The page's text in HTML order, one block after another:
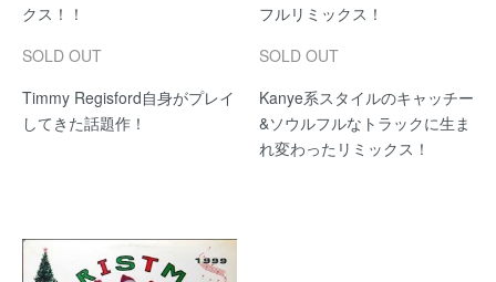
クス！！
SOLD OUT
Timmy Regisford自身がプレイ
してきた話題作！
フルリミックス！
SOLD OUT
Kanye系スタイルのキャッチー
&ソウルフルなトラックに生ま
れ変わったリミックス！